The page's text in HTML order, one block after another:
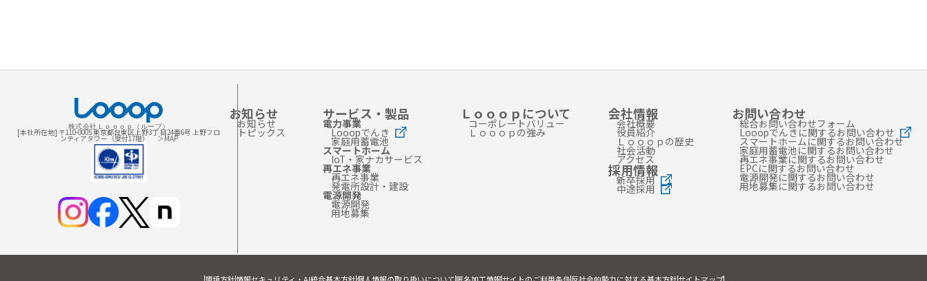
株式会社Ｌｏｏｏｐ（ループ）
[本社所在地] 〒110-0005 東京都台東区上野3丁 目24番6号 上野フロ
ンティアタワー（受付17階） ＞MAP
お知らせ
お知らせ
トピックス
サービス・製品
電力事業
Looopでんき
家庭用蓄電池
スマートホーム
IoT・家ナカサービス
再エネ事業
再エネ事業
発電所設計・建設
電源開発
電源開発
用地募集
Ｌｏｏｏｐについて
コーポレートバリュー
Ｌｏｏｏｐの強み
会社情報
会社概要
役員紹介
Ｌｏｏｏｐの歴史
社会活動
アクセス
採用情報
新卒採用
中途採用
お問い合わせ
総合お問い合わせフォーム
Looopでんきに関するお問い合わせ
スマートホームに関するお問い合わせ
家庭用蓄電池に関するお問い合わせ
再エネ事業に関するお問い合わせ
EPCに関するお問い合わせ
電源開発に関するお問い合わせ
用地募集に関するお問い合わせ